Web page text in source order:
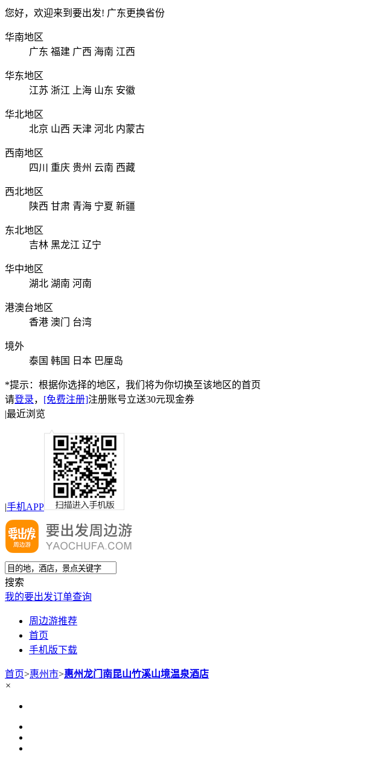
您好，欢迎来到要出发! 广东更换省份
华南地区
广东 福建 广西 海南 江西
华东地区
江苏 浙江 上海 山东 安徽
华北地区
北京 山西 天津 河北 内蒙古
西南地区
四川
重庆 贵州 云南 西藏
西北地区
陕西 甘肃 青海 宁夏 新疆
东北地区
吉林 黑龙江 辽宁
华中地区
湖北 湖南 河南
港澳台地区
香港 澳门 台湾
境外
泰国 韩国 日本 巴厘岛
*提示：根据你选择的地区，我们将为你切换至该地区的首页
请登录， [免费注册]注册账号立送30元现金券
|最近浏览
|手机APP
搜索
我的要出发订单查询
周边游推荐
首页
手机版下载
首页>惠州市>惠州龙门南昆山竹溪山境温泉酒店
×